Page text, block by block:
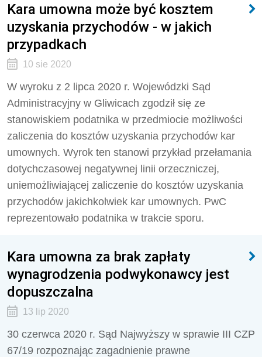
Kara umowna może być kosztem
uzyskania przychodów - w jakich
przypadkach
10 sie 2020
W wyroku z 2 lipca 2020 r. Wojewódzki Sąd
Administracyjny w Gliwicach zgodził się ze
stanowiskiem podatnika w przedmiocie możliwości
zaliczenia do kosztów uzyskania przychodów kar
umownych. Wyrok ten stanowi przykład przełamania
dotychczasowej negatywnej linii orzeczniczej,
uniemożliwiającej zaliczenie do kosztów uzyskania
przychodów jakichkolwiek kar umownych. PwC
reprezentowało podatnika w trakcie sporu.
Kara umowna za brak zapłaty
wynagrodzenia podwykonawcy jest
dopuszczalna
13 lip 2020
30 czerwca 2020 r. Sąd Najwyższy w sprawie III CZP
67/19 rozpoznając zagadnienie prawne